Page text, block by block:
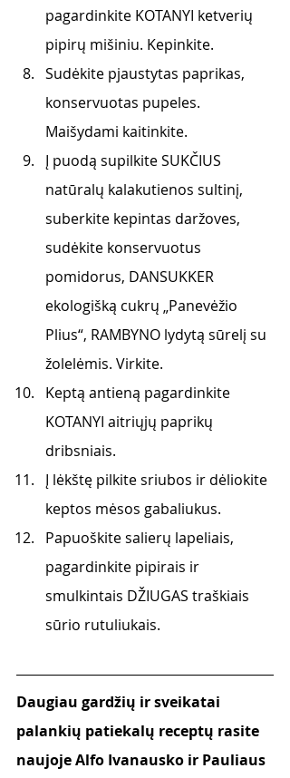
pagardinkite KOTANYI ketverių
pipirų mišiniu. Kepinkite.
Sudėkite pjaustytas paprikas,
konservuotas pupeles.
Maišydami kaitinkite.
Į puodą supilkite SUKČIUS
natūralų kalakutienos sultinį,
suberkite kepintas daržoves,
sudėkite konservuotus
pomidorus, DANSUKKER
ekologišką cukrų „Panevėžio
Plius“, RAMBYNO lydytą sūrelį su
žolelėmis. Virkite.
Keptą antieną pagardinkite
KOTANYI aitriųjų paprikų
dribsniais.
Į lėkštę pilkite sriubos ir dėliokite
keptos mėsos gabaliukus.
Papuoškite salierų lapeliais,
pagardinkite pipirais ir
smulkintais DŽIUGAS traškiais
sūrio rutuliukais.
Daugiau gardžių ir sveikatai
palankių patiekalų receptų rasite
naujoje Alfo Ivanausko ir Pauliaus